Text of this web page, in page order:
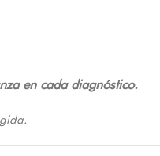
en cada diagnóstico.